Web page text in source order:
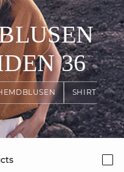
SHIRTS &
36